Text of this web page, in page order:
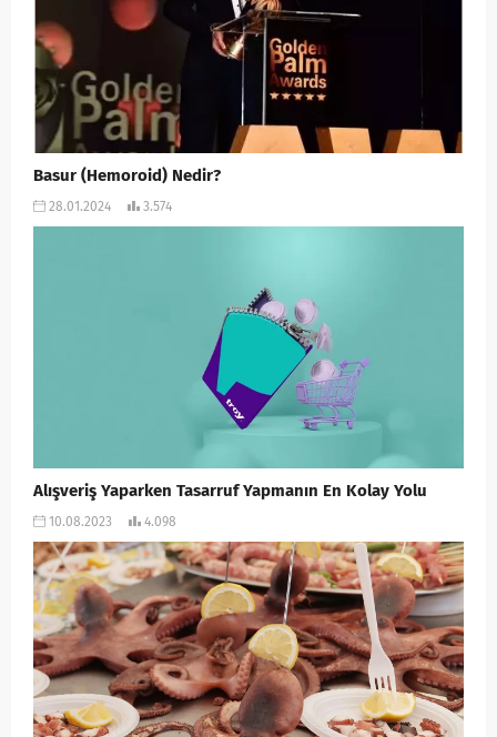
Basur (Hemoroid) Nedir?
28.01.2024 3.574
Alışveriş Yaparken Tasarruf Yapmanın En Kolay Yolu
10.08.2023 4.098